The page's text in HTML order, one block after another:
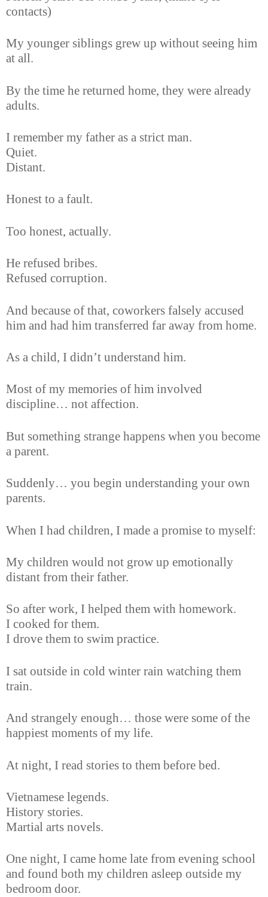
contacts)
My younger siblings grew up without seeing him
at all.
By the time he returned home, they were already
adults.
I remember my father as a strict man.
Quiet.
Distant.
Honest to a fault.
Too honest, actually.
He refused bribes.
Refused corruption.
And because of that, coworkers falsely accused
him and had him transferred far away from home.
As a child, I didn’t understand him.
Most of my memories of him involved
discipline… not affection.
But something strange happens when you become
a parent.
Suddenly… you begin understanding your own
parents.
When I had children, I made a promise to myself:
My children would not grow up emotionally
distant from their father.
So after work, I helped them with homework.
I cooked for them.
I drove them to swim practice.
I sat outside in cold winter rain watching them
train.
And strangely enough… those were some of the
happiest moments of my life.
At night, I read stories to them before bed.
Vietnamese legends.
History stories.
Martial arts novels.
One night, I came home late from evening school
and found both my children asleep outside my
bedroom door.